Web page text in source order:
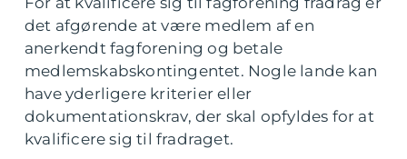
det afgørende at være medlem af en
anerkendt fagforening og betale
medlemskabskontingentet. Nogle lande kan
have yderligere kriterier eller
dokumentationskrav, der skal opfyldes for at
kvalificere sig til fradraget.